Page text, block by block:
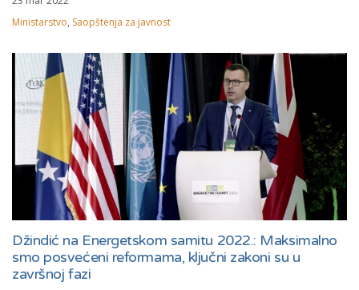
Ministarstvo, Saopštenja za javnost
Džindić na Energetskom samitu 2022.: Maksimalno
smo posvećeni reformama, ključni zakoni su u
završnoj fazi